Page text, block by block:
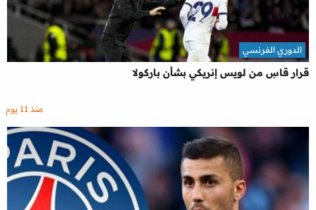
قرار قاسِ من لويس إنريكي بشأن باركولا
الدوري الفرنسي
منذ 11 يوم